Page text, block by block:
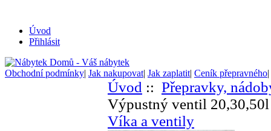
Úvod
Přihlásit
Obchodní podmínky| Jak nakupovat| Jak zaplatit| Ceník přepravného|
Úvod :: Přepravky,
Výpustný ventil 20,30,50l
Víka a ventily